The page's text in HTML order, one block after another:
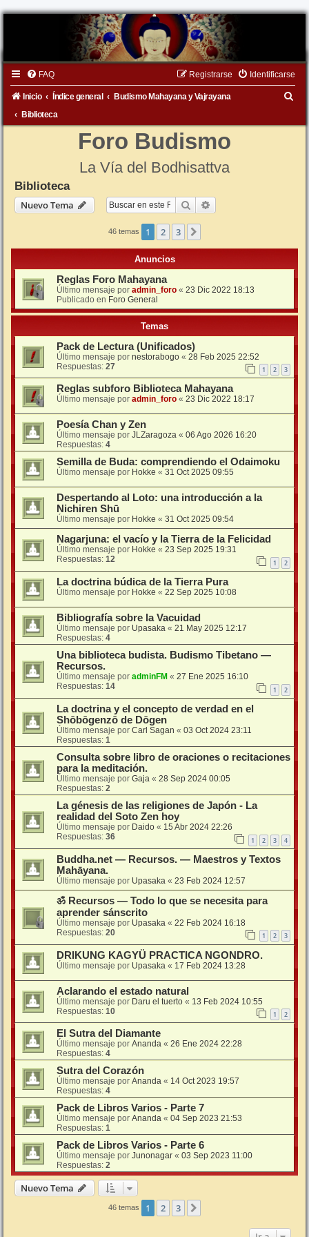
FAQ Identificarse
Registrarse
Inicio Índice general
Budismo Mahayana y Vajrayana
Biblioteca
Foro Budismo
La Vía del Bodhisattva
Biblioteca
Nuevo Tema
Buscar
46 temas 1 2 3
Anuncios
Reglas Foro Mahayana
Último mensaje por admin_foro « 23 Dic 2022 18:13
Publicado en Foro General
Temas
Pack de Lectura (Unificados)
Último mensaje por nestorabogo « 28 Feb 2025 22:52
Respuestas: 27 1 2 3
Reglas subforo Biblioteca Mahayana
Último mensaje por admin_foro « 23 Dic 2022 18:17
Poesía Chan y Zen
Último mensaje por JLZaragoza « 06 Ago 2026 16:20
Respuestas: 4
Semilla de Buda: comprendiendo el Odaimoku
Último mensaje por Hokke « 31 Oct 2025 09:55
Despertando al Loto: una introducción a la
Nichiren Shū
Último mensaje por Hokke « 31 Oct 2025 09:54
Nagarjuna: el vacío y la Tierra de la Felicidad
Último mensaje por Hokke « 23 Sep 2025 19:31
Respuestas: 12 1 2
La doctrina búdica de la Tierra Pura
Último mensaje por Hokke « 22 Sep 2025 10:08
Bibliografía sobre la Vacuidad
Último mensaje por Upasaka « 21 May 2025 12:17
Respuestas: 4
Una biblioteca budista. Budismo Tibetano —
Recursos.
Último mensaje por adminFM « 27 Ene 2025 16:10
Respuestas: 14 1 2
La doctrina y el concepto de verdad en el
Shōbōgenzō de Dōgen
Último mensaje por Carl Sagan « 03 Oct 2024 23:11
Respuestas: 1
Consulta sobre libro de oraciones o recitaciones
para la meditación.
Último mensaje por Gaja « 28 Sep 2024 00:05
Respuestas: 2
La génesis de las religiones de Japón - La
realidad del Soto Zen hoy
Último mensaje por Daido « 15 Abr 2024 22:26
Respuestas: 36 1 2 3 4
Buddha.net — Recursos. — Maestros y Textos
Mahāyana.
Último mensaje por Upasaka « 23 Feb 2024 12:57
ॐ Recursos — Todo lo que se necesita para
aprender sánscrito
Último mensaje por Upasaka « 22 Feb 2024 16:18
Respuestas: 20 1 2 3
DRIKUNG KAGYÜ PRACTICA NGONDRO.
Último mensaje por Upasaka « 17 Feb 2024 13:28
Aclarando el estado natural
Último mensaje por Daru el tuerto « 13 Feb 2024 10:55
Respuestas: 10 1 2
El Sutra del Diamante
Último mensaje por Ananda « 26 Ene 2024 22:28
Respuestas: 4
Sutra del Corazón
Último mensaje por Ananda « 14 Oct 2023 19:57
Respuestas: 4
Pack de Libros Varios - Parte 7
Último mensaje por Ananda « 04 Sep 2023 21:53
Respuestas: 1
Pack de Libros Varios - Parte 6
Último mensaje por Junonagar « 03 Sep 2023 11:00
Respuestas: 2
Nuevo Tema
46 temas 1 2 3